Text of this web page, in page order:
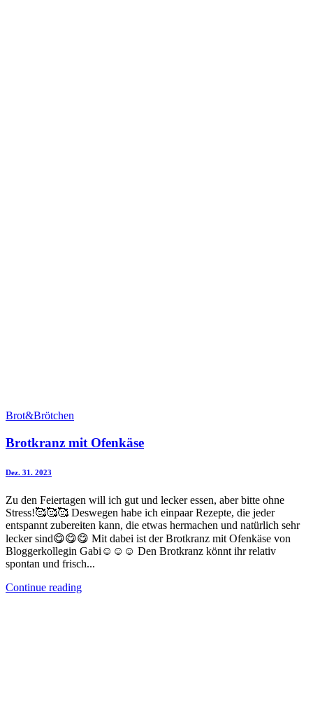
Brot&Brötchen
Brotkranz mit Ofenkäse
Dez. 31. 2023
Zu den Feiertagen will ich gut und lecker essen, aber bitte ohne
Stress!🥰🥰🥰 Deswegen habe ich einpaar Rezepte, die jeder
entspannt zubereiten kann, die etwas hermachen und natürlich sehr
lecker sind😋😋😋 Mit dabei ist der Brotkranz mit Ofenkäse von
Bloggerkollegin Gabi☺️☺️☺️ Den Brotkranz könnt ihr relativ
spontan und frisch...
Continue reading